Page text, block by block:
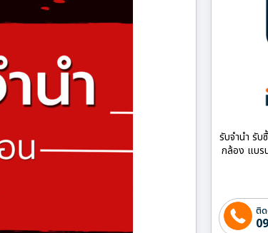
รับจำนำ รั
กล้อง แบร
ติ